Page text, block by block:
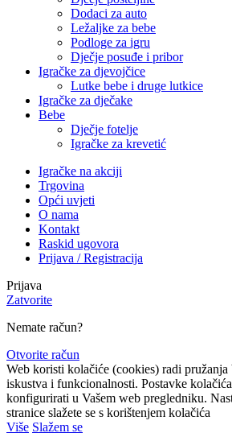
Dodaci za auto
Ležaljke za bebe
Podloge za igru
Dječje posuđe i pribor
Igračke za djevojčice
Lutke bebe i druge lutkice
Igračke za dječake
Bebe
Dječje fotelje
Igračke za krevetić
Igračke na akciji
Trgovina
Opći uvjeti
O nama
Kontakt
Raskid ugovora
Prijava / Registracija
Prijava
Zatvorite
Nemate račun?
Otvorite račun
Web koristi kolačiće (cookies) radi
iskustva i funkcionalnosti. Postavke
konfigurirati u Vašem web pregledniku.
stranice slažete se s korištenjem kolačića
Više Slažem se